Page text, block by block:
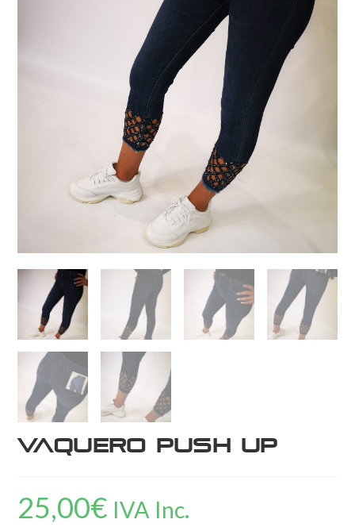
Vaquero Push Up
25,00€ IVA Inc.